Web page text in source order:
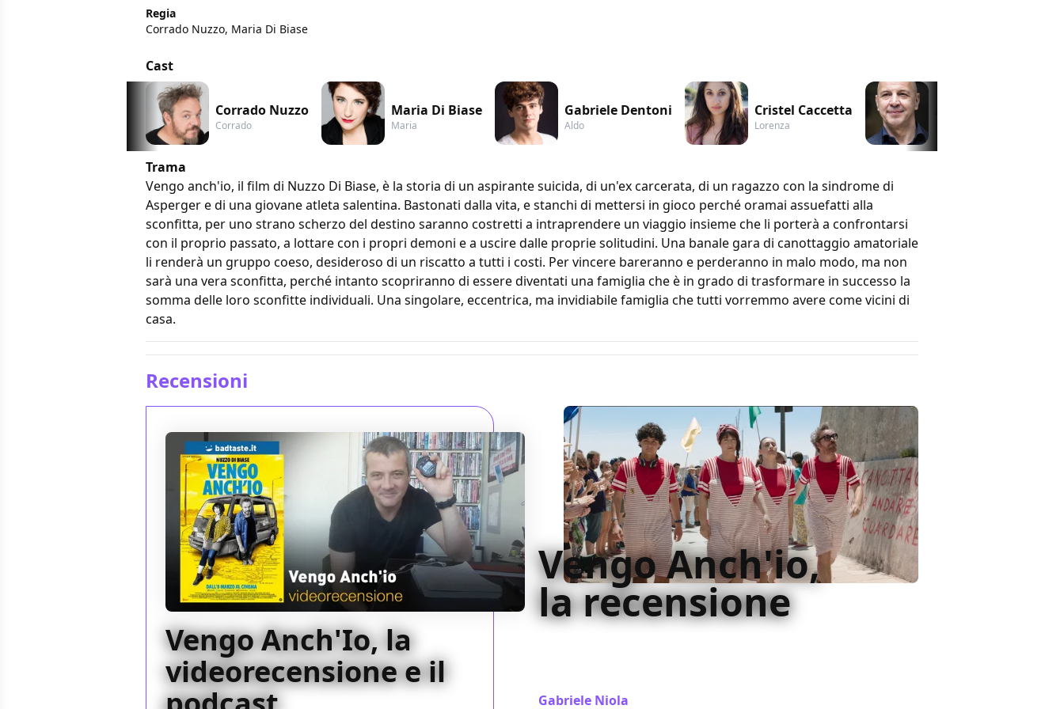
Regia
Corrado Nuzzo, Maria Di Biase
Cast
Corrado Nuzzo
Corrado
Maria Di Biase
Maria
Gabriele Dentoni
Aldo
Cristel Caccetta
Lorenza
Trama
Vengo anch'io, il film di Nuzzo Di Biase, è la storia di un aspirante suicida, di un'ex carcerata, di un ragazzo con la sindrome di
Asperger e di una giovane atleta salentina. Bastonati dalla vita, e stanchi di mettersi in gioco perché oramai assuefatti alla
sconfitta, per uno strano scherzo del destino saranno costretti a intraprendere un viaggio insieme che li porterà a confrontarsi
con il proprio passato, a lottare con i propri demoni e a uscire dalle proprie solitudini. Una banale gara di canottaggio amatoriale
li renderà un gruppo coeso, desideroso di un riscatto a tutti i costi. Per vincere bareranno e perderanno in malo modo, ma non
sarà una vera sconfitta, perché intanto scopriranno di essere diventati una famiglia che è in grado di trasformare in successo la
somma delle loro sconfitte individuali. Una singolare, eccentrica, ma invidiabile famiglia che tutti vorremmo avere come vicini di
casa.
Recensioni
Vengo Anch'Io, la
videorecensione e il
Vengo Anch'io,
la recensione
Gabriele Niola